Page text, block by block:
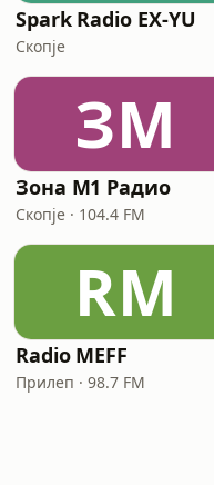
Spark Radio EX-YU
Скопје
ЗМ
Зона М1 Радио
Скопје · 104.4 FM
RM
Radio MEFF
Прилеп · 98.7 FM